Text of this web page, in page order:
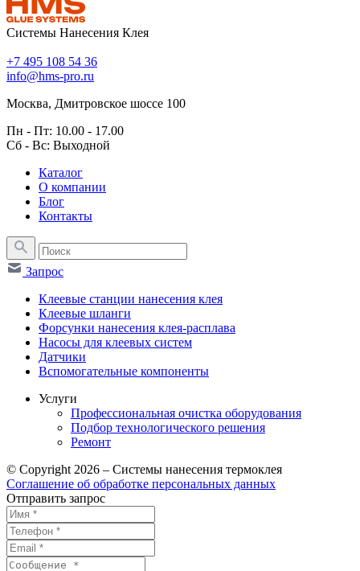
Системы Нанесения Клея
+7 495 108 54 36
info@hms-pro.ru
Москва, Дмитровское шоссе 100
Пн - Пт: 10.00 - 17.00
Сб - Вс: Выходной
Каталог
О компании
Блог
Контакты
Запрос
Клеевые станции нанесения клея
Клеевые шланги
Форсунки нанесения клея-расплава
Насосы для клеевых систем
Датчики
Вспомогательные компоненты
Услуги
Профессиональная очистка оборудования
Подбор технологического решения
Ремонт
© Copyright 2026 – Системы нанесения термоклея
Соглашение об обработке персональных данных
Отправить запрос